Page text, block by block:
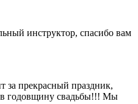
инструктор, спасибо вам
за прекрасный праздник,
в годовщину свадьбы!!! Мы